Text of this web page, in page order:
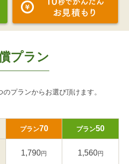
プラン
プランからお選び頂けます。
プラン70 プラン50
1,790円 1,560円